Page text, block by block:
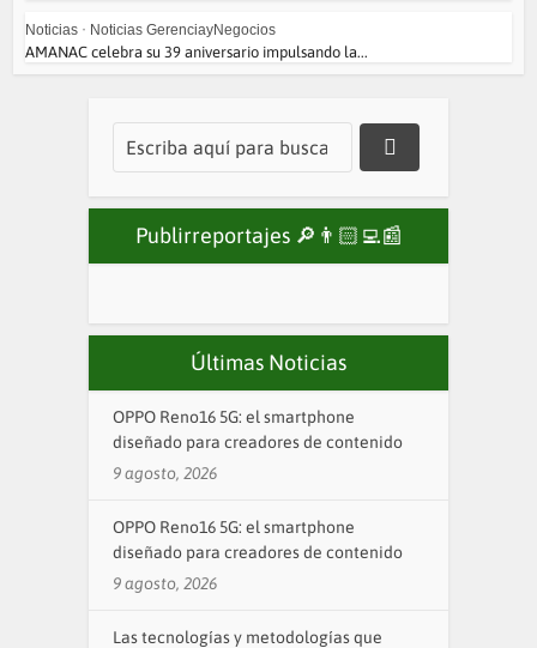
Noticias • Noticias GerenciayNegocios
AMANAC celebra su 39 aniversario impulsando la...
Publirreportajes 🔎👨🏻‍💻📰
Últimas Noticias
OPPO Reno16 5G: el smartphone
diseñado para creadores de contenido
9 agosto, 2026
OPPO Reno16 5G: el smartphone
diseñado para creadores de contenido
9 agosto, 2026
Las tecnologías y metodologías que